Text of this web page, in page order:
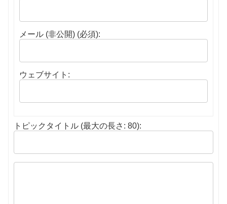
メール (非公開) (必須):
ウェブサイト:
トピックタイトル (最大の長さ: 80):